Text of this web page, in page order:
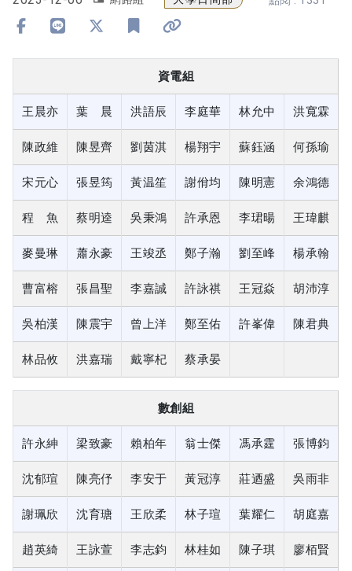
資電組
王晨亦 葉 晨 洪語辰 李庭華 林允中 洪寬霖
陳政維 陳昱齊 劉茵淇 楊翔宇 蘇鈺涵 何孫瑜
宋元心 張昱筠 黃温笙 謝佾均 陳明憲 余鴻德
程 魚 蔡明逵 吳秉鴻 許承恩 李珺暘 王瑋麒
麥曼琳 蕭永豪 王竣丞 鄭子瀚 劉至峰 楊承翰
曹富榕 張昌聖 李嘉誠 許詠祺 王冠焱 胡沛淳
吳柏漢 陳震宇 曾上洋 鄭至佑 許峯偉 陳君典
林品攸 洪嘉瑞 戴寧杞 蔡承晏
數創組
許永紳 梁致豪 賴柏年 翁士傑 馮承霆 張博鈞
沈郁瑄 陳亮伃 李安于 黃冠淳 莊迺盛 吳雨非
謝珮欣 沈育瑭 王欣柔 林子瑄 葉耀仁 胡庭嘉
趙英綺 王詠萱 李志鈞 林桂如 陳子琪 廖栢賢